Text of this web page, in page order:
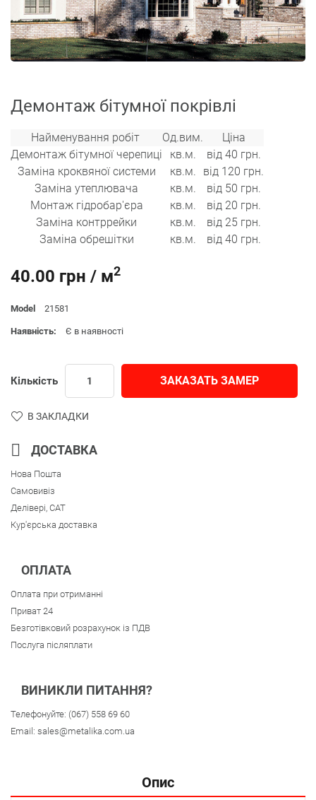
Демонтаж бітумної покрівлі
Найменування робіт Од.вим.
Ціна
Демонтаж бітумної черепиці
кв.м.
від 40 грн.
Заміна кроквяної системи
кв.м.
від 120 грн.
Заміна утеплювача
кв.м.
від 50 грн.
Монтаж гідробар'єра
кв.м.
від 20 грн.
Заміна контррейки
кв.м.
від 25 грн.
Заміна обрешітки
кв.м. від 40 грн.
40.00 грн / м2
Model 21581
Наявність: Є в наявності
Кількість ЗАКАЗАТЬ ЗАМЕР
В ЗАКЛАДКИ
ДОСТАВКА
Нова Пошта
Самовивіз
Делівері, CAT
Кур'єрська доставка
ОПЛАТА
Оплата при отриманні
Приват 24
Безготівковий розрахунок із ПДВ
Послуга післяплати
ВИНИКЛИ ПИТАННЯ?
Телефонуйте: (067) 558 69 60
Email: sales@metalika.com.ua
Опис